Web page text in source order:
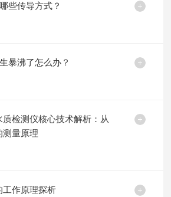
些传导方式？
暴沸了怎么办？
质检测仪核心技术解析：从
测量原理
工作原理探析